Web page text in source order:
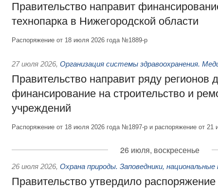
Правительство направит
технопарка в Нижегородской области
Распоряжение от 18 июля 2026 года №1889-р
27 июля 2026, Организация системы здравоохранения.
Правительство направит ряду регионов
финансирование на строительство и
учреждений
Распоряжение от 18 июля 2026 года №1897-р и распоряжение от
26 июля, воскресенье
26 июля 2026, Охрана природы. Заповедники, национальные
Правительство утвердило